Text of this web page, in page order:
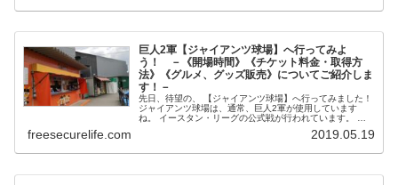
巨人2軍【ジャイアンツ球場】へ行ってみよ
う！ －《開場時間》《チケット料金・取得方
法》《グルメ、グッズ販売》についてご紹介しま
す！－
先日、待望の、 【ジャイアンツ球場】へ行ってみました！
ジャイアンツ球場は、通常、巨人2軍が使用しています
ね。 イースタン・リーグの公式戦が行われています。 今
freesecurelife.com 2019.05.19